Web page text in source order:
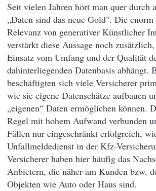
Seit vielen Jahren hört man quer durch
„Daten sind das neue Gold". Die enorm
Relevanz von generativer Künstlicher
verstärkt diese Aussage noch
Einsatz vom Umfang und der Qualität
dahinterliegenden Datenbasis abhängt.
beschäftigten sich viele Versicherer
wie sie eigene Datenschätze aufbauen
„eigenen“ Daten ermöglichen können.
Regel mit hohem Aufwand verbunden
Fällen nur eingeschränkt erfolgreich,
Unfallmeldedienst in der Kfz-
Versicherer haben hier häufig das
Anbietern, die näher am Kunden bzw.
Objekten wie Auto oder Haus sind.